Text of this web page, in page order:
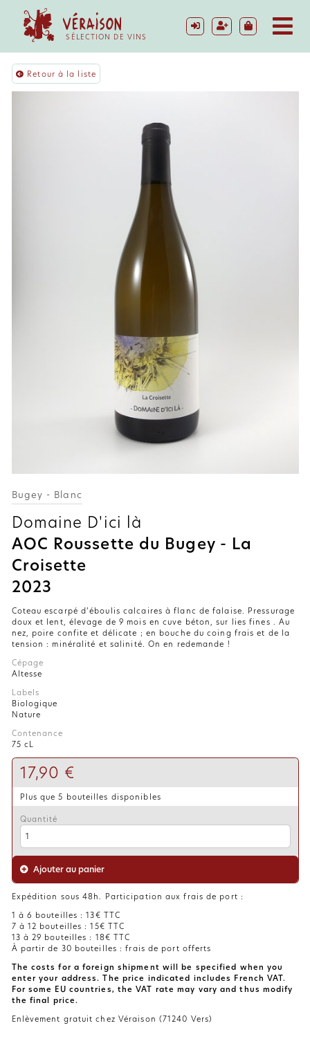
SÉLECTION DE VINS
Retour à la liste
Bugey - Blanc
Domaine D'ici là
AOC Roussette du Bugey - La
Croisette
2023
Coteau escarpé d’éboulis calcaires à flanc de falaise. Pressurage
doux et lent, élevage de 9 mois en cuve béton, sur lies fines . Au
nez, poire confite et délicate ; en bouche du coing frais et de la
tension : minéralité et salinité. On en redemande !
Cépage
Altesse
Labels
Biologique
Nature
Contenance
75 cL
17,90 €
Plus que 5 bouteilles disponibles
Quantité
Ajouter au panier
Expédition sous 48h. Participation aux frais de port :
1 à 6 bouteilles : 13€ TTC
7 à 12 bouteilles : 15€ TTC
13 à 29 bouteilles : 18€ TTC
À partir de 30 bouteilles : frais de port offerts
The costs for a foreign shipment will be specified when you
enter your address. The price indicated includes French VAT.
For some EU countries, the VAT rate may vary and thus modify
the final price.
Enlèvement gratuit chez Véraison (71240 Vers)